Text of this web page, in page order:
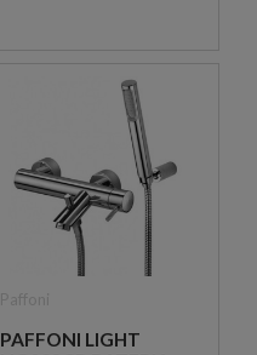
PAFFONI LIGHT